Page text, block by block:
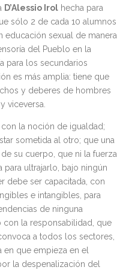
D’Alessio Irol hecha para
sólo 2 de cada 10 alumnos
educación sexual de manera
del Pueblo en la
para los secundarios
es más amplia: tiene que
y deberes de hombres
viceversa.
la noción de igualdad;
sometida al otro; que una
su cuerpo, que ni la fuerza
ultrajarlo, bajo ningún
debe ser capacitada, con
e intangibles, para
de ninguna
con la responsabilidad, que
a todos los sectores,
en que empieza en el
la despenalización del